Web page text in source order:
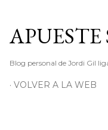
Blog personal de Jordi Gil
VOLVER A LA WEB